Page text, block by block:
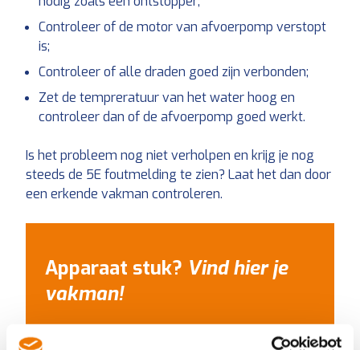
Controleer of de motor van afvoerpomp verstopt
is;
Controleer of alle draden goed zijn verbonden;
Zet de tempreratuur van het water hoog en
controleer dan of de afvoerpomp goed werkt.
Is het probleem nog niet verholpen en krijg je nog
steeds de 5E foutmelding te zien? Laat het dan door
een erkende vakman controleren.
Apparaat stuk? Vind hier je
vakman!